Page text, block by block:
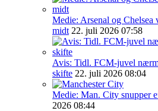
Medie: Arsenal og
midt 22. juli 2026 07:58
Avis: Tidl. FCM-juvel
skifte 22. juli 2026 08:04
Medie: Man. City snupper
2026 08:44